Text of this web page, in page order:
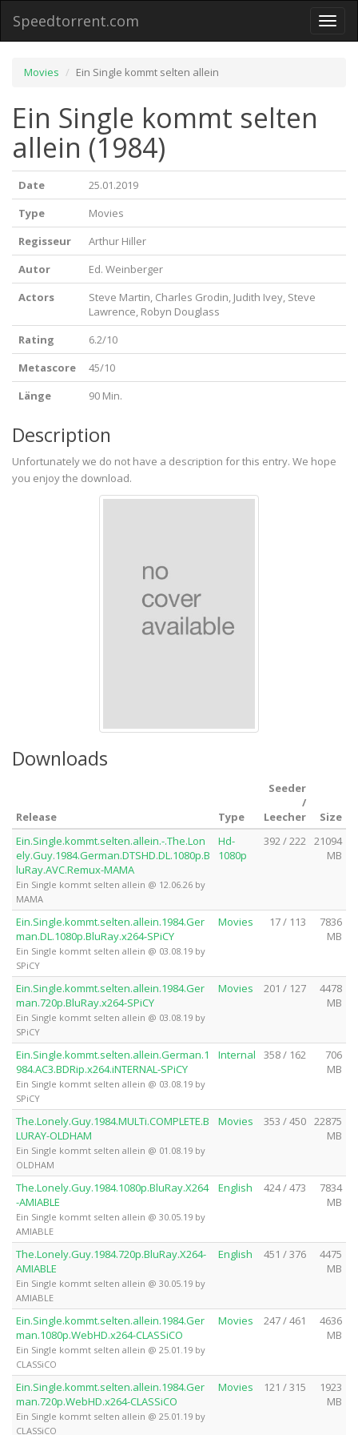
Toggle
Speedtorrent.com
Movies Ein Single kommt selten allein
Ein Single kommt selten
allein (1984)
Date
25.01.2019
Type
Movies
Regisseur
Arthur Hiller
Autor
Ed. Weinberger
Actors
Steve Martin, Charles Grodin, Judith Ivey, Steve
Lawrence, Robyn Douglass
Rating
6.2/10
Metascore
45/10
Länge
90 Min.
Description
Unfortunately we do not have a description for this entry. We hope
you enjoy the download.
Downloads
Release Type
Seeder
/
Leecher
Size
Ein.Single.kommt.selten.allein.-.The.Lon
ely.Guy.1984.German.DTSHD.DL.1080p.B
luRay.AVC.Remux-MAMA
Ein Single kommt selten allein @ 12.06.26 by
MAMA
Hd-
1080p
392 / 222 21094
MB
Ein.Single.kommt.selten.allein.1984.Ger
man.DL.1080p.BluRay.x264-SPiCY
Ein Single kommt selten allein @ 03.08.19 by
SPiCY
Movies 17 / 113
7836
MB
Ein.Single.kommt.selten.allein.1984.Ger
man.720p.BluRay.x264-SPiCY
Ein Single kommt selten allein @ 03.08.19 by
SPiCY
Movies 201 / 127
4478
MB
Ein.Single.kommt.selten.allein.German.1
984.AC3.BDRip.x264.iNTERNAL-SPiCY
Ein Single kommt selten allein @ 03.08.19 by
SPiCY
Internal 358 / 162
706
MB
The.Lonely.Guy.1984.MULTi.COMPLETE.B
LURAY-OLDHAM
Ein Single kommt selten allein @ 01.08.19 by
OLDHAM
Movies 353 / 450 22875
MB
The.Lonely.Guy.1984.1080p.BluRay.X264
-AMIABLE
Ein Single kommt selten allein @ 30.05.19 by
AMIABLE
English 424 / 473
7834
MB
The.Lonely.Guy.1984.720p.BluRay.X264-
AMIABLE
Ein Single kommt selten allein @ 30.05.19 by
AMIABLE
English 451 / 376
4475
MB
Ein.Single.kommt.selten.allein.1984.Ger
man.1080p.WebHD.x264-CLASSiCO
Ein Single kommt selten allein @ 25.01.19 by
CLASSiCO
Movies 247 / 461
4636
MB
Ein.Single.kommt.selten.allein.1984.Ger
man.720p.WebHD.x264-CLASSiCO
Ein Single kommt selten allein @ 25.01.19 by
CLASSiCO
Movies 121 / 315
1923
MB